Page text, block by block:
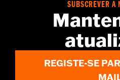
2 year limited
d.com/warrantyfor full details
SUBSCREVER A
REGISTE-SE